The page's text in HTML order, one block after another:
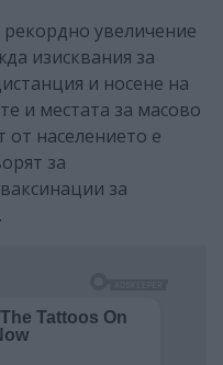
рекордно увеличение
изисквания за
и носене на
и местата за масово
от населението е
за
за